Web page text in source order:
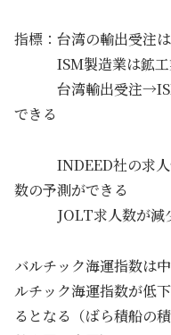
指標：台湾の輸出受注
ISM製造業は鉱工
台湾輸出受注→ISM
できる
INDEED社の求人情
数の予測ができる
JOLT求人数が減少
バルチック海運指数は
ルチック海運指数が低
るとなる（ばら積船の